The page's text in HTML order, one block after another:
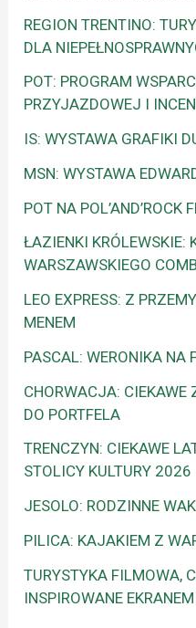
REGION TRENTINO:
DLA
POT: PROGRAM
PRZYJAZDOWEJ I
IS: WYSTAWA GRAFIKI
MSN: WYSTAWA
POT NA POL’AND’ROCK
ŁAZIENKI KRÓLEWSKIE:
WARSZAWSKIEGO
LEO EXPRESS: Z
MENEM
PASCAL: WERONIKA NA
CHORWACJA:
DO PORTFELA
TRENCZYN: CIEKAWE
STOLICY KULTURY 2026
JESOLO: RODZINNE
PILICA: KAJAKIEM Z
TURYSTYKA FILMOWA,
INSPIROWANE EKRANEM